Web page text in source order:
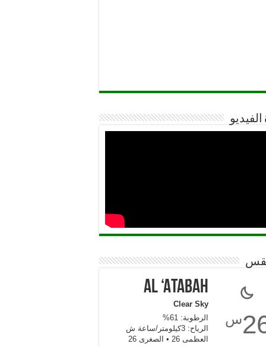
الفيديو
س
Al ‘Atabah
Clear Sky
الرطوبة: 61%
الرياح: 3كيلومتر/ساعة ش
العظمى 26 • الصغرى 26